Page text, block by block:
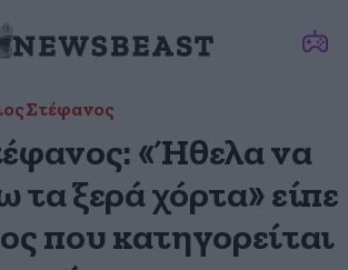
Στέφανος
«Ήθελα να
τα ξερά χόρτα» είπε
που κατηγορείται